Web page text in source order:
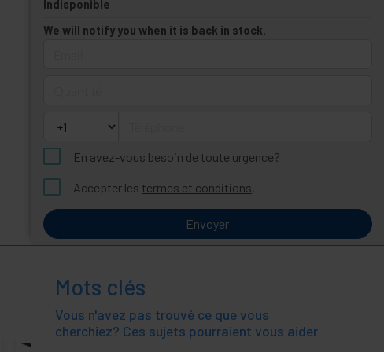
Indisponible
We will notify you when it is back in stock.
En avez-vous besoin de toute urgence?
Accepter les termes et conditions.
Envoyer
Mots clés
Vous n'avez pas trouvé ce que vous
cherchiez? Ces sujets pourraient vous aider